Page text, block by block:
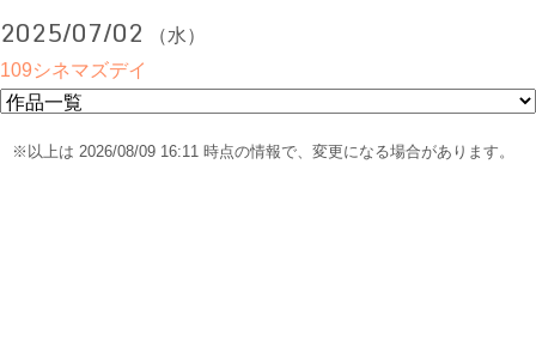
2025/07/02
（水）
109シネマズデイ
※以上は 2026/08/09 16:11 時点の情報で、変更になる場合があります。